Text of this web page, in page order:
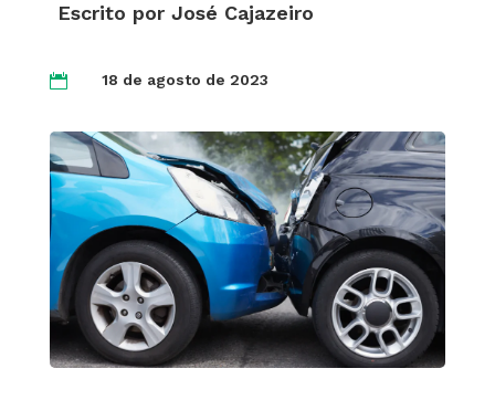
Escrito por José Cajazeiro
 18 de agosto de 2023